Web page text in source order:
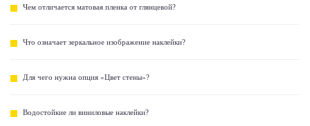
Чем отличается матовая пленка от глянцевой?
Что означает зеркальное изображение наклейки?
Для чего нужна опция «Цвет стены»?
Водостойкие ли виниловые наклейки?